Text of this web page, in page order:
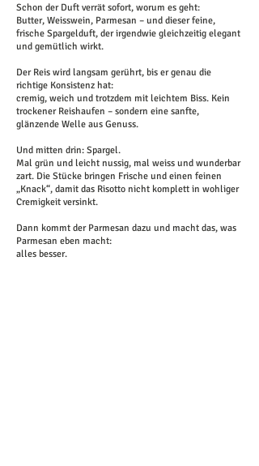
Schon der Duft verrät sofort, worum es geht:
Butter, Weisswein, Parmesan – und dieser feine,
frische Spargelduft, der irgendwie gleichzeitig elegant
und gemütlich wirkt.
Der Reis wird langsam gerührt, bis er genau die
richtige Konsistenz hat:
cremig, weich und trotzdem mit leichtem Biss. Kein
trockener Reishaufen – sondern eine sanfte,
glänzende Welle aus Genuss.
Und mitten drin: Spargel.
Mal grün und leicht nussig, mal weiss und wunderbar
zart. Die Stücke bringen Frische und einen feinen
„Knack“, damit das Risotto nicht komplett in wohliger
Cremigkeit versinkt.
Dann kommt der Parmesan dazu und macht das, was
Parmesan eben macht:
alles besser.